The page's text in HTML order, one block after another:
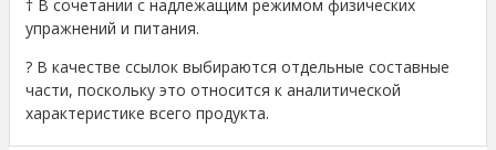
† В сочетании с надлежащим режимом физических
упражнений и питания.
? В качестве ссылок выбираются отдельные составные
части, поскольку это относится к аналитической
характеристике всего продукта.